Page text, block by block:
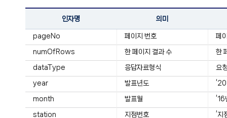
인자명 의미
pageNo 페이지 번호 페
numOfRows 한 페이지 결과 수 한
dataType 응답자료형식 요
year 발표년도
month 발표월 ‘16
station 지점번호 ’지